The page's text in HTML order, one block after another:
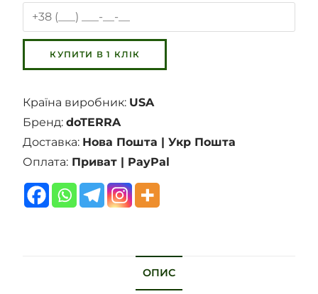
Країна виробник: USA
Бренд:doTERRA
Доставка: Нова Пошта | Укр Пошта
Оплата: Приват | PayPal
ОПИС